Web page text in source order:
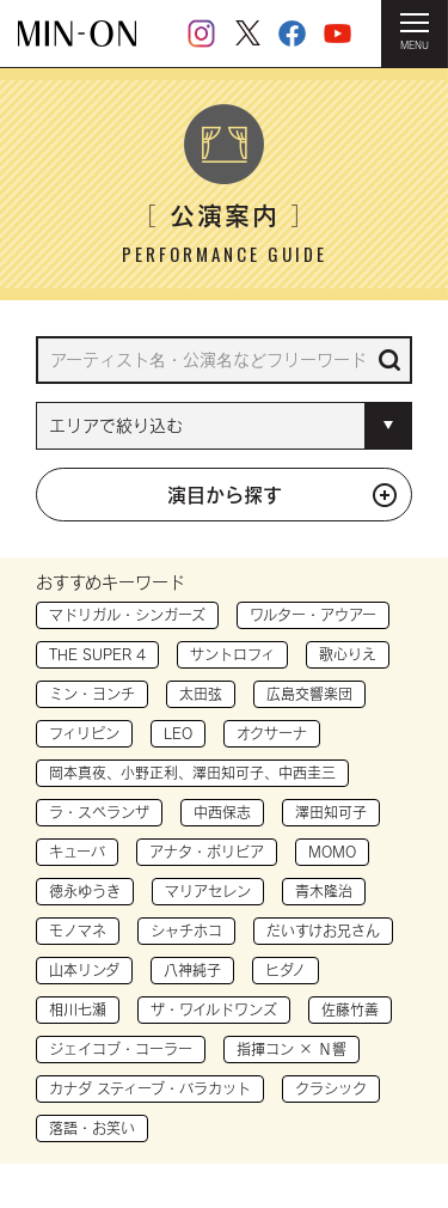
MENU
HOME ＞ 公演案内
［公演案内］
PERFORMANCE GUIDE
演目から探す
おすすめキーワード
マドリガル・シンガーズ ワルター・アウアー
THE SUPER 4 サントロフィ 歌心りえ
ミン・ヨンチ 太田弦 広島交響楽団
フィリピン LEO オクサーナ
岡本真夜、小野正利、澤田知可子、中西圭三
ラ・スペランザ 中西保志 澤田知可子
キューバ アナタ・ボリビア MOMO
徳永ゆうき マリアセレン 青木隆治
モノマネ シャチホコ だいすけお兄さん
山本リンダ 八神純子 ヒダノ
相川七瀬 ザ・ワイルドワンズ 佐藤竹善
ジェイコブ・コーラー 指揮コン × Ｎ響
カナダ スティーブ・バラカット クラシック
落語・お笑い